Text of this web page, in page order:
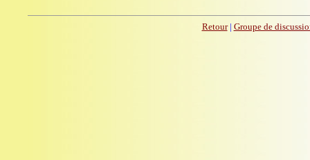
Retour| Groupe de